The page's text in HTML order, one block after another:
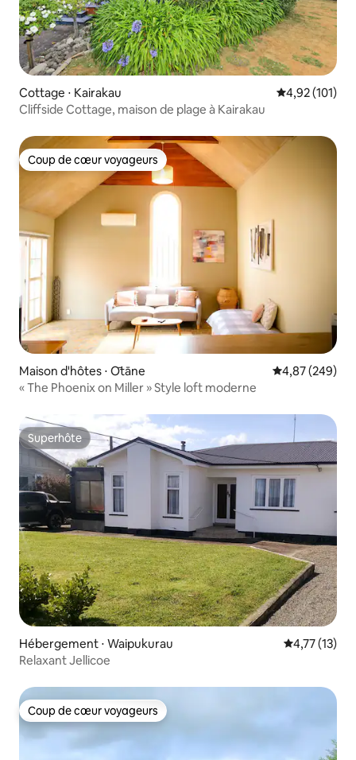
Cottage ⋅ Kairakau Évaluation
4,92 (101)
Cliffside Cottage, maison de plage à Kairakau
Coup de cœur voyageurs
Coup de cœur voyageurs
Maison d'hôtes ⋅ Ōtāne Évaluation
4,87 (249)
« The Phoenix on Miller » Style loft moderne
Superhôte
Superhôte
Hébergement ⋅ Waipukurau Évaluation
4,77 (13)
Relaxant Jellicoe
Coup de cœur voyageurs
Coup de cœur voyageurs